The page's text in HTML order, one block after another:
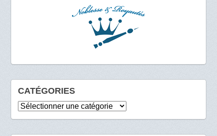
CATÉGORIES
Catégories